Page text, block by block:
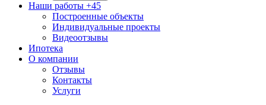
Наши работы +45
Построенные объекты
Индивидуальные проекты
Видеоотзывы
Ипотека
О компании
Отзывы
Контакты
Услуги